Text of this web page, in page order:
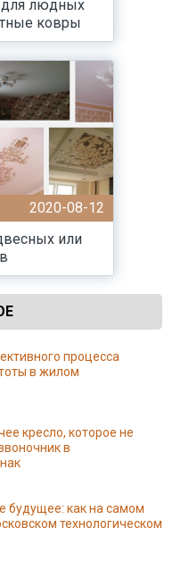
людных
ковры
2020-08-12
или
процесса
в жилом
кресло, которое не
в
будущее: как на самом
технологическом